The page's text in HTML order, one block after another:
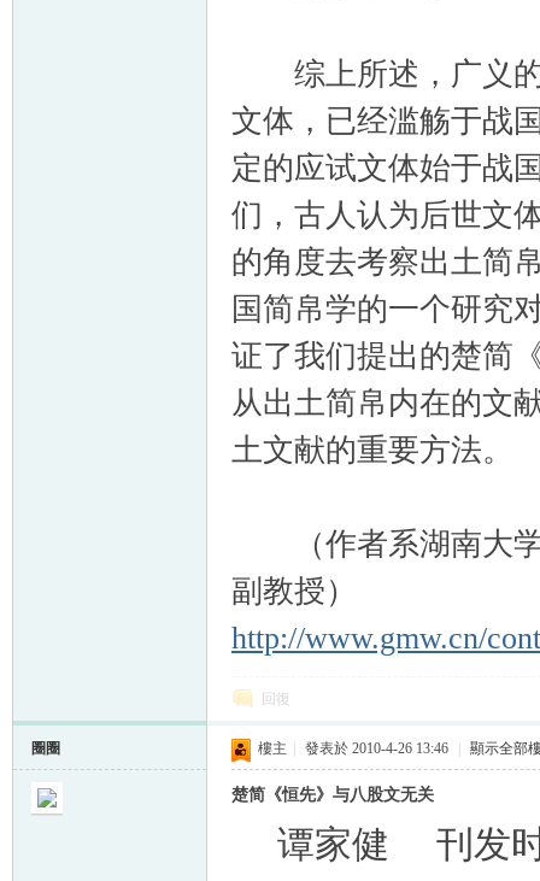
综上所述，广义的
文体，已经滥觞于战
定的应试文体始于战
们，古人认为后世文
的角度去考察出土简
国简帛学的一个研究
证了我们提出的楚简
从出土简帛内在的文
土文献的重要方法。
（作者系湖南大学
副教授）
http://www.gmw.cn/
回復
圈圈 樓主 發表於 2010-4-26 13:46 顯示全部
楚简《恒先》与八股文无关
谭家健 刊发时